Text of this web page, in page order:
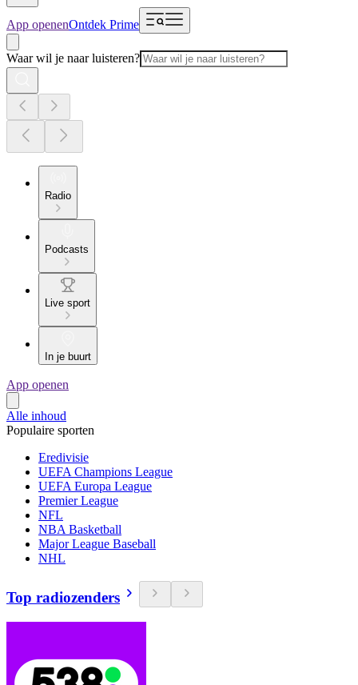
App openenOntdek Prime
Waar wil je naar luisteren?
Radio
Podcasts
Live sport
In je buurt
App openen
Alle inhoud
Populaire sporten
Eredivisie
UEFA Champions League
UEFA Europa League
Premier League
NFL
NBA Basketball
Major League Baseball
NHL
Top radiozenders